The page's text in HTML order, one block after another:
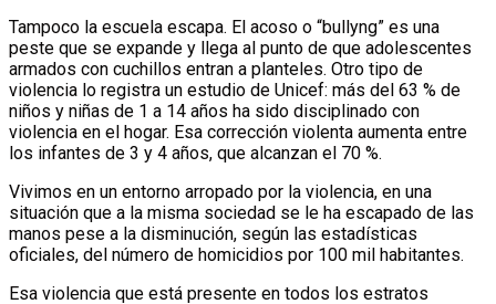
Tampoco la escuela escapa. El acoso o “bullyng” es una
peste que se expande y llega al punto de que adolescentes
armados con cuchillos entran a planteles. Otro tipo de
violencia lo registra un estudio de Unicef: más del 63 % de
niños y niñas de 1 a 14 años ha sido disciplinado con
violencia en el hogar. Esa corrección violenta aumenta entre
los infantes de 3 y 4 años, que alcanzan el 70 %.
Vivimos en un entorno arropado por la violencia, en una
situación que a la misma sociedad se le ha escapado de las
manos pese a la disminución, según las estadísticas
oficiales, del número de homicidios por 100 mil habitantes.
Esa violencia que está presente en todos los estratos